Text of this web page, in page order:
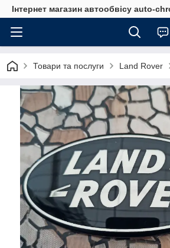
Інтернет магазин автообвісу auto-
Товари та послуги Land Rover